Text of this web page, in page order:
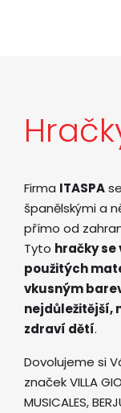
Firma ITASPA
španělskými a
přímo od
Tyto hračky
použitých
vkusným
nejdůležitější,
zdraví dětí.
Dovolujeme si
značek VILLA
MUSICALES,